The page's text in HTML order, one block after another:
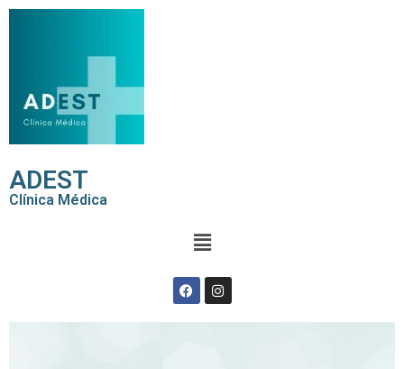
ADEST
Clínica Médica